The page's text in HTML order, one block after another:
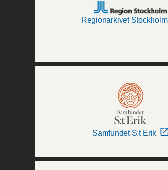
Regionarkivet Stockholm
Samfundet S:t Erik